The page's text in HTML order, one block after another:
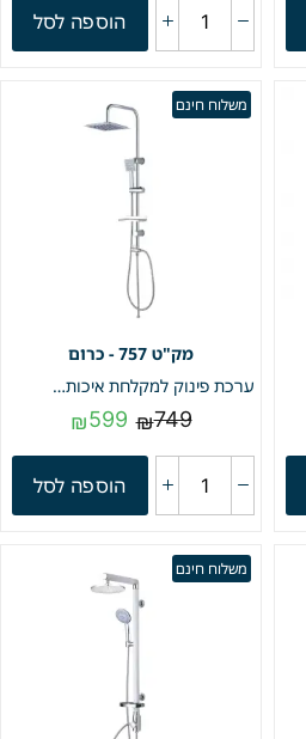
הוספה לסל
משלוח חינם
757 - כרום
ערכת פינוק למקלחת איכותית אופנתית הכוללת מדף, ראש גשם ענק ומזלף יד | כרום | מק"ט 757
₪749
₪599
הוספה לסל
משלוח חינם